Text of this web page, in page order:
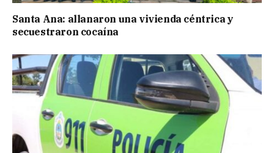
Santa Ana: allanaron una vivienda céntrica y
secuestraron cocaína